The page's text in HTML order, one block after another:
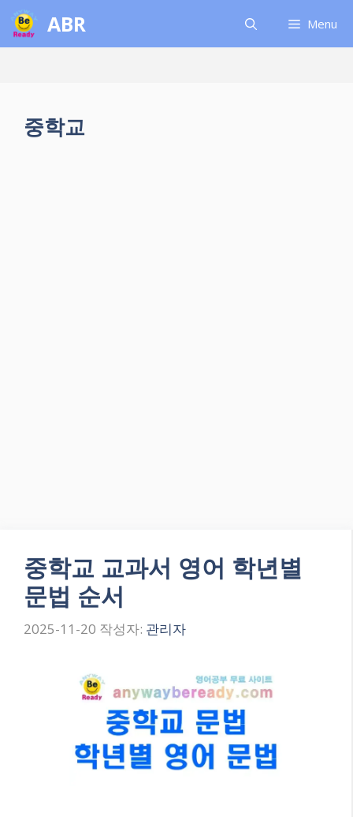
츠
ABR Menu
중학교
중학교 교과서 영어 학년별
문법 순서
2025-11-20 작성자: 관리자